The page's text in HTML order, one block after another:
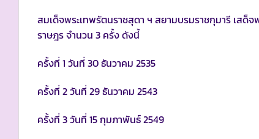
สมเด็จพระเทพรัตนราชสุดา ฯ สยามบรมราชกุมารี เสด็จ
ราษฎร จำนวน 3 ครั้ง ดังนี้
ครั้งที่ 1 วันที่ 30 ธันวาคม 2535
ครั้งที่ 2 วันที่ 29 ธันวาคม 2543
ครั้งที่ 3 วันที่ 15 กุมภาพันธ์ 2549